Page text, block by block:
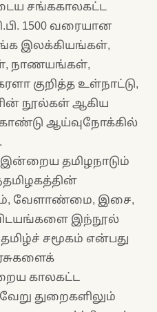
சங்ககாலகட்ட
1500 வரையான
இலக்கியங்கள்,
நாணயங்கள்,
குறித்த உள்நாட்டு,
நூல்கள் ஆகிய
ஆய்வுநோக்கில்
இன்றைய தமிழநாடும்
வேளாண்மை, இசை,
இந்நூல்
சமூகம் என்பது
காலகட்ட
துறைகளிலும்